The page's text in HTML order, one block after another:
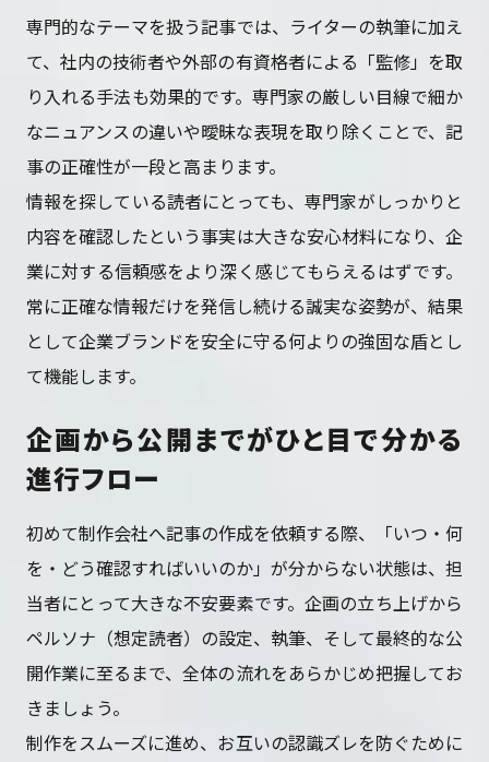
専門的なテーマを扱う記事では、ライターの執筆に加え
て、社内の技術者や外部の有資格者による「監修」を取
り入れる手法も効果的です。専門家の厳しい目線で細か
なニュアンスの違いや曖昧な表現を取り除くことで、記
事の正確性が一段と高まります。
情報を探している読者にとっても、専門家がしっかりと
内容を確認したという事実は大きな安心材料になり、企
業に対する信頼感をより深く感じてもらえるはずです。
常に正確な情報だけを発信し続ける誠実な姿勢が、結果
として企業ブランドを安全に守る何よりの強固な盾とし
て機能します。
企画から公開までがひと目で分かる
進行フロー
初めて制作会社へ記事の作成を依頼する際、「いつ・何
を・どう確認すればいいのか」が分からない状態は、担
当者にとって大きな不安要素です。企画の立ち上げから
ペルソナ（想定読者）の設定、執筆、そして最終的な公
開作業に至るまで、全体の流れをあらかじめ把握してお
きましょう。
制作をスムーズに進め、お互いの認識ズレを防ぐために